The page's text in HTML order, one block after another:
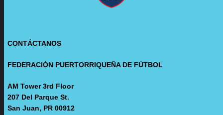
CONTÁCTANOS
FEDERACIÓN PUERTORRIQUEÑA DE FÚTBOL
AM Tower 3rd Floor
207 Del Parque St.
San Juan, PR 00912